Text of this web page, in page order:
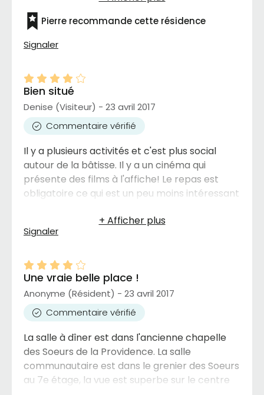
peppermint sur le comptoir!
Pierre recommande cette résidence
Signaler
Bien situé
Denise (Visiteur) - 23 avril 2017
Commentaire vérifié
Il y a plusieurs activités et c'est plus social
autour de la bâtisse. Il y a un cinéma qui
présente des films à l'affiche! Le repas est
obligatoire ce qui est un peu moins intéressant
Signaler
Une vraie belle place !
Anonyme (Résident) - 23 avril 2017
Commentaire vérifié
La salle à dîner est dans l'ancienne chapelle
des Soeurs de la Providence. La salle
communautaire est dans le grenier des Soeurs
au 7e étage, la vue est superbe sur le centre